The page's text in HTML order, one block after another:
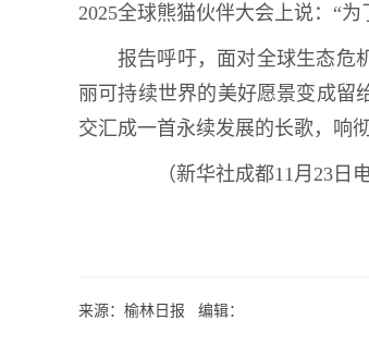
2025全球熊猫伙伴大会上说：“
报告呼吁，面对全球生态危
丽可持续世界的美好愿景变成留
交汇成一首永续发展的长歌，响
（新华社成都11月23日电
来源：榆林日报 编辑：